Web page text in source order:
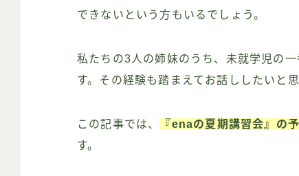
できないという方もいるでしょう。
私たちの3人の姉妹のうち、未就学児の
す。その経験も踏まえてお話ししたいと思
この記事では、 『enaの夏期講習会』の
す。